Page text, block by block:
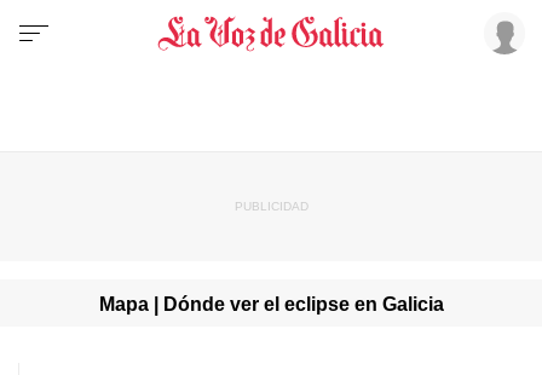
Mapa | Dónde ver el eclipse en Galicia